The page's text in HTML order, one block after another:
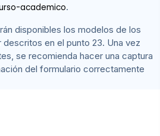
academico.
disponibles los modelos de los
en el punto 23. Una vez
se recomienda hacer una captura
del formulario correctamente